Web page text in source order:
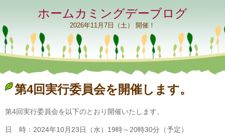
ホームカミングデーブログ
2026年11月7日（土） 開催！
第4回実行委員会を開催します。
第4回実行委員会を以下のとおり開催いたします。
日 時：2024年10月23日（水）19時～20時30分（予定）